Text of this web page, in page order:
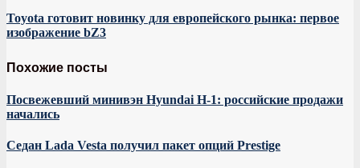
Toyota готовит новинку для европейского рынка: первое
изображение bZ3
Похожие посты
Посвежевший минивэн Hyundai H-1: российские продажи
начались
Седан Lada Vesta получил пакет опций Prestige